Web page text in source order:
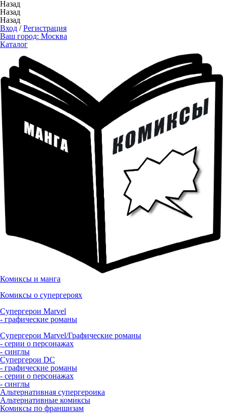
Назад
Назад
Назад
Вход /Регистрация
Ваш город: Москва
Каталог
Комиксы и манга
Комиксы о супергероях
Супергерои Marvel
- графические романы
Супергерои Marvel/Графические романы
- серии о персонажах
- синглы
Супергерои DC
- графические романы
- серии о персонажах
- синглы
Альтернативная супергероика
Альтернативные комиксы
Комиксы по франшизам